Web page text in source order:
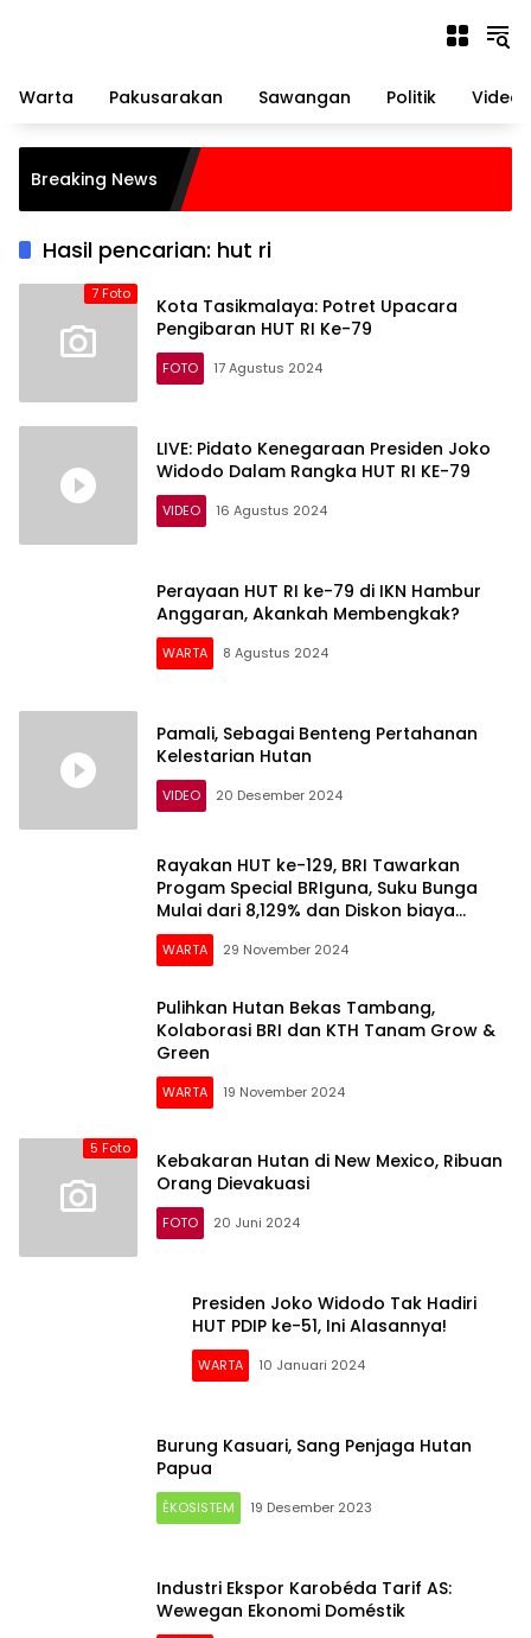
Warta
Pakusarakan Sawangan Politik Video
Breaking News
Hasil pencarian: hut ri
7 Foto
Kota Tasikmalaya: Potret Upacara
Pengibaran HUT RI Ke-79
FOTO 17 Agustus 2024
LIVE: Pidato Kenegaraan Presiden Joko
Widodo Dalam Rangka HUT RI KE-79
VIDEO 16 Agustus 2024
Perayaan HUT RI ke-79 di IKN Hambur
Anggaran, Akankah Membengkak?
WARTA 8 Agustus 2024
Pamali, Sebagai Benteng Pertahanan
Kelestarian Hutan
VIDEO 20 Desember 2024
Rayakan HUT ke-129, BRI Tawarkan
Progam Special BRIguna, Suku Bunga
Mulai dari 8,129% dan Diskon biaya
Provisi 50%
WARTA 29 November 2024
Pulihkan Hutan Bekas Tambang,
Kolaborasi BRI dan KTH Tanam Grow &
Green
WARTA 19 November 2024
5 Foto
Kebakaran Hutan di New Mexico, Ribuan
Orang Dievakuasi
FOTO 20 Juni 2024
Presiden Joko Widodo Tak Hadiri
HUT PDIP ke-51, Ini Alasannya!
WARTA 10 Januari 2024
Burung Kasuari, Sang Penjaga Hutan
Papua
ÉKOSISTEM 19 Desember 2023
Industri Ekspor Karobéda Tarif AS:
Wewegan Ekonomi Doméstik